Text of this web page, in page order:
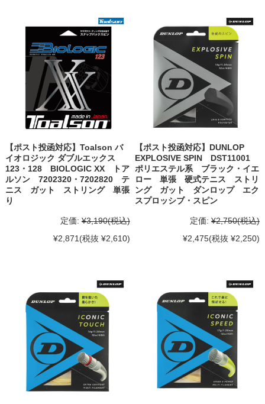
【ポスト投函対応】Toalson バ
イオロジック ダブルエックス
123・128 BIOLOGIC XX トア
ルソン 7202320・7202820 テ
ニス ガット ストリング 単張
り
定価: ¥3,190(税込)
¥2,871 (税抜 ¥2,610)
【ポスト投函対応】DUNLOP
EXPLOSIVE SPIN DST11001
ポリエステル系 ブラック・イエ
ロー 単張 硬式テニス ストリ
ング ガット ダンロップ エク
スプロッシブ・スピン
定価: ¥2,750(税込)
¥2,475(税抜 ¥2,250)